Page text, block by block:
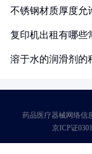
不锈钢材质厚度允
复印机出租有哪些
溶于水的润滑剂的
药品医疗器械网络信
京ICP证